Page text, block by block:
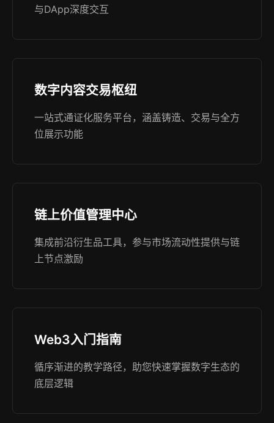
与DApp深度交互
数字内容交易枢纽
一站式通证化服务平台，涵盖铸造、交易与全方
位展示功能
链上价值管理中心
集成前沿衍生品工具，参与市场流动性提供与链
上节点激励
Web3入门指南
循序渐进的教学路径，助您快速掌握数字生态的
底层逻辑